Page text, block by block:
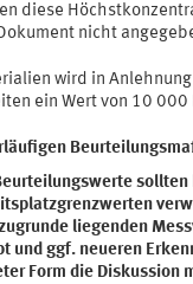
diese
nicht
wird in
ein Wert von 10 000
liegenden
und ggf. neueren
Form die Diskussion